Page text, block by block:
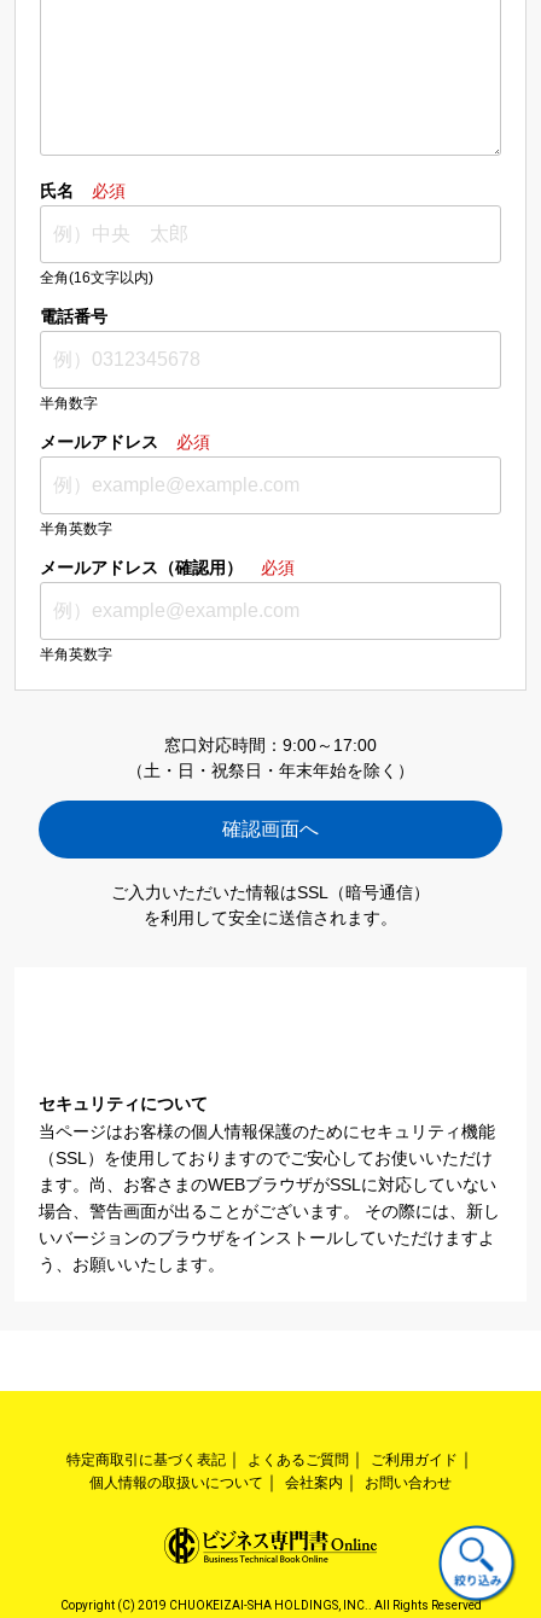
氏名 必須
全角(16文字以内)
電話番号
半角数字
メールアドレス 必須
半角英数字
メールアドレス（確認用） 必須
半角英数字
窓口対応時間：9:00～17:00
（土・日・祝祭日・年末年始を除く）
ご入力いただいた情報はSSL（暗号通信）
を利用して安全に送信されます。
セキュリティについて
当ページはお客様の個人情報保護のためにセキュリティ機能
（SSL）を使用しておりますのでご安心してお使いいただけ
ます。尚、お客さまのWEBブラウザがSSLに対応していない
場合、警告画面が出ることがございます。 その際には、新し
いバージョンのブラウザをインストールしていただけますよ
う、お願いいたします。
特定商取引に基づく表記 よくあるご質問
ご利用ガイド
個人情報の取扱いについて
会社案内 お問い合わせ
Copyright (C) 2019 CHUOKEIZAI-SHA HOLDINGS, INC.. All Rights Reserved